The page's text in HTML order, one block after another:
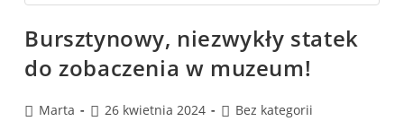
Bursztynowy, niezwykły statek
do zobaczenia w muzeum!
Marta 26 kwietnia 2024 Bez kategorii